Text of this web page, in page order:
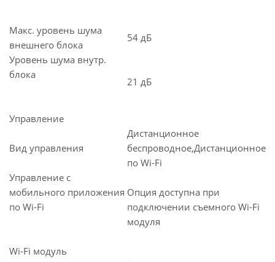
Макс. уровень шума
внешнего блока
54 дБ
Уровень шума внутр.
блока
21 дБ
Управление
Вид управления
Дистанционное
беспроводное,Дистанционное
по Wi-Fi
Управление c
мобильного приложения
по Wi-Fi
Опция доступна при
подключении съемного Wi-Fi
модуля
Wi-Fi модуль